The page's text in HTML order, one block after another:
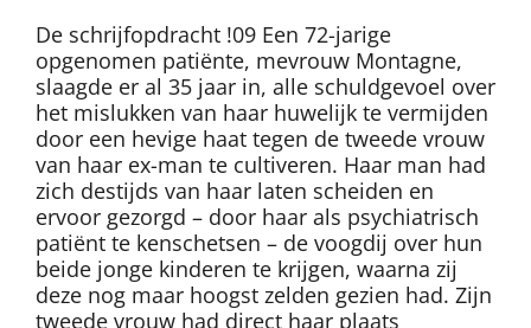
De schrijfopdracht !09 Een 72-jarige
opgenomen patiënte, mevrouw Montagne,
slaagde er al 35 jaar in, alle schuldgevoel over
het mislukken van haar huwelijk te vermijden
door een hevige haat tegen de tweede vrouw
van haar ex-man te cultiveren. Haar man had
zich destijds van haar laten scheiden en
ervoor gezorgd – door haar als psychiatrisch
patiënt te kenschetsen – de voogdij over hun
beide jonge kinderen te krijgen, waarna zij
deze nog maar hoogst zelden gezien had. Zijn
tweede vrouw had direct haar plaats